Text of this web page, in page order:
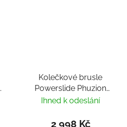
Kolečkové brusle
Powerslide Phuzion
Radon Umber 80 Trinity
Ihned k odeslání
2 998 Kč